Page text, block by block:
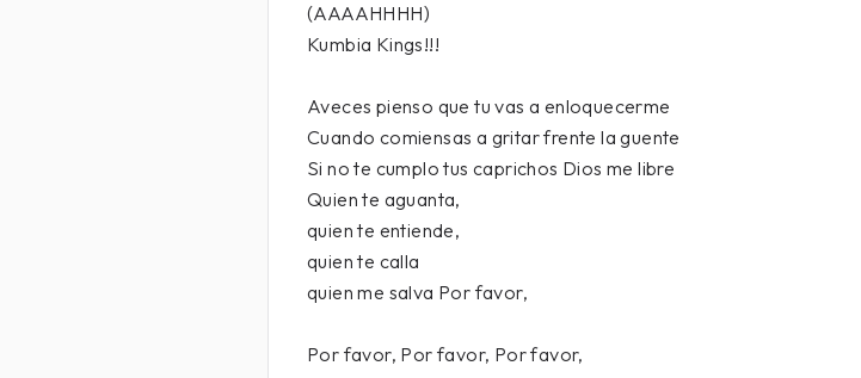
(AAAAHHHH)
Kumbia Kings!!!
Aveces pienso que tu vas a enloquecerme
Cuando comiensas a gritar frente la guente
Si no te cumplo tus caprichos Dios me libre
Quien te aguanta,
quien te entiende,
quien te calla
quien me salva Por favor,
Por favor, Por favor, Por favor,